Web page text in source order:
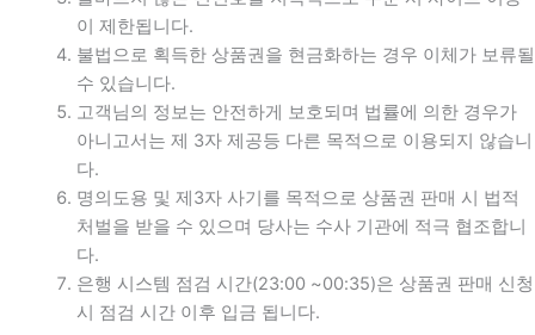
이 제한됩니다.
불법으로 획득한 상품권을 현금화하는 경우 이체가 보류될
수 있습니다.
고객님의 정보는 안전하게 보호되며 법률에 의한 경우가
아니고서는 제 3자 제공등 다른 목적으로 이용되지 않습니
다.
명의도용 및 제3자 사기를 목적으로 상품권 판매 시 법적
처벌을 받을 수 있으며 당사는 수사 기관에 적극 협조합니
다.
은행 시스템 점검 시간(23:00 ~00:35)은 상품권 판매 신청
시 점검 시간 이후 입금 됩니다.